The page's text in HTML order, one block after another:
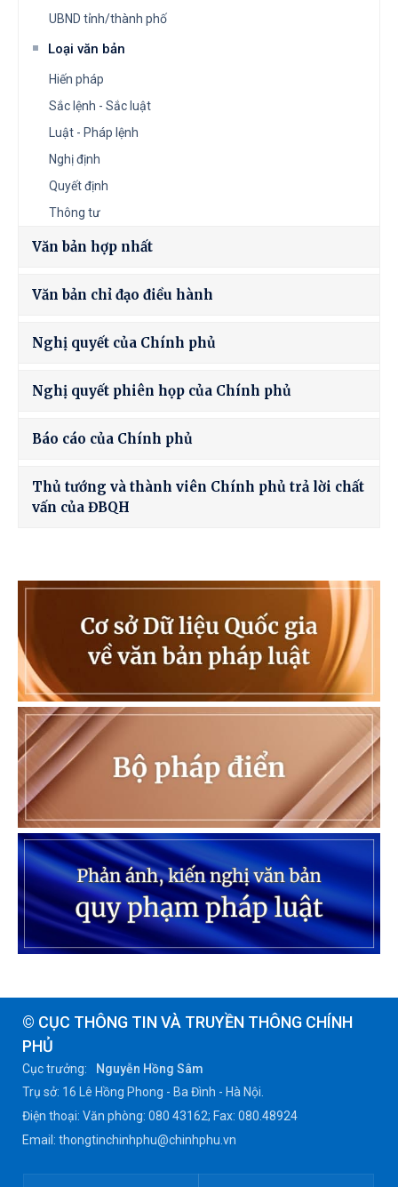
UBND tỉnh/thành phố
Loại văn bản
Hiến pháp
Sắc lệnh - Sắc luật
Luật - Pháp lệnh
Nghị định
Quyết định
Thông tư
Văn bản hợp nhất
Văn bản chỉ đạo điều hành
Nghị quyết của Chính phủ
Nghị quyết phiên họp của Chính phủ
Báo cáo của Chính phủ
Thủ tướng và thành viên Chính phủ trả lời chất
vấn của ĐBQH
© CỤC THÔNG TIN VÀ TRUYỀN THÔNG CHÍNH
PHỦ
Cục trưởng:
Nguyễn Hồng Sâm
Trụ sở: 16 Lê Hồng Phong - Ba Đình - Hà Nội.
Điện thoại: Văn phòng: 080 43162; Fax: 080.48924
Email: thongtinchinhphu@chinhphu.vn